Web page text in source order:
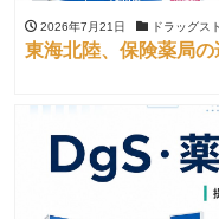
2026年7月21日 ドラッグス
東海北陸、保険薬局